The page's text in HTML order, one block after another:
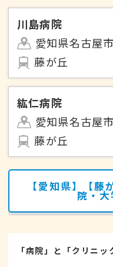
川島病院
愛知県名古屋
藤が丘
紘仁病院
愛知県名古屋
藤が丘
【愛知県】【藤
院・
「病院」と「クリニ